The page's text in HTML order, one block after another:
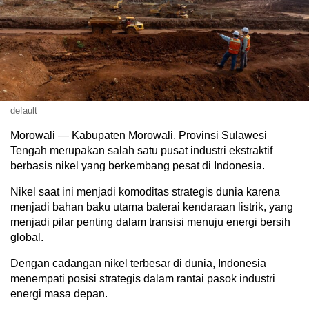
default
Morowali — Kabupaten Morowali, Provinsi Sulawesi
Tengah merupakan salah satu pusat industri ekstraktif
berbasis nikel yang berkembang pesat di Indonesia.
Nikel saat ini menjadi komoditas strategis dunia karena
menjadi bahan baku utama baterai kendaraan listrik, yang
menjadi pilar penting dalam transisi menuju energi bersih
global.
Dengan cadangan nikel terbesar di dunia, Indonesia
menempati posisi strategis dalam rantai pasok industri
energi masa depan.